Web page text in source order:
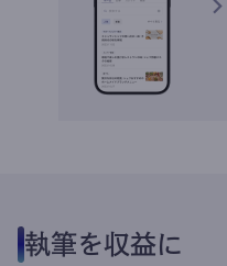
執筆を収益に